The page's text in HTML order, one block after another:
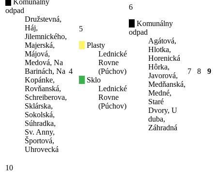
odpad
Družstevná,
Háj,
Jilemnického,
Majerská,
Májová,
Medová, Na
Barinách, Na
Kopánke,
Rovňanská,
Schreiberova,
Sklárska,
Sokolská,
Súhradka,
Sv. Anny,
Športová,
Uhrovecká
4
5
Plasty
Lednické
Rovne
(Púchov)
Sklo
Lednické
Rovne
(Púchov)
6
Komunálny
odpad
Agátová,
Hlotka,
Horenická
Hôrka,
Javorová,
Medňanská,
Medné,
Staré
Dvory, U
duba,
Záhradná
7 8 9
10